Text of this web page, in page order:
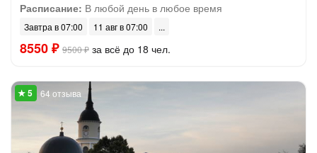
Расписание: В любой день в любое время
Завтра в 07:00 11 авг в 07:00
8550 ₽ 9500 ₽ за всё до 18 чел.
64 отзыва